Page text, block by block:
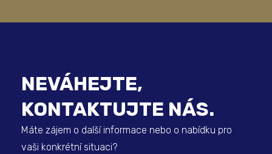
NEVÁHEJTE,
KONTAKTUJTE NÁS.
Máte zájem o další informace nebo o nabídku pro
vaši konkrétní situaci?